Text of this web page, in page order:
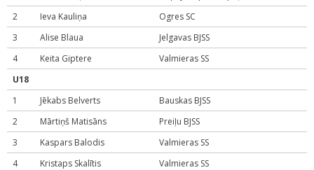
2
Ieva Kauliņa
Ogres SC
3
Alise Blaua
Jelgavas BJSS
4
Keita Giptere
Valmieras SS
U18
1
Jēkabs Belverts
Bauskas BJSS
2
Mārtiņš Matisāns
Preiļu BJSS
3
Kaspars Balodis
Valmieras SS
4
Kristaps Skalītis
Valmieras SS